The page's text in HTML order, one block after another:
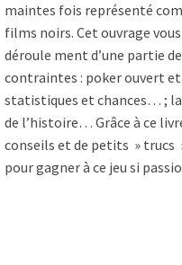
maintes fois représenté
films noirs. Cet ouvrage
déroule ment d’une partie
contraintes : poker ouvert
statistiques et chances… ; la
de l’histoire… Grâce à ce
conseils et de petits » trucs
pour gagner à ce jeu si